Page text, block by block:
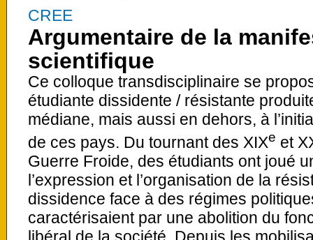
CREE
Argumentaire de la
scientifique
Ce colloque transdisciplinaire se
étudiante dissidente / résistante
médiane, mais aussi en dehors, à
de ces pays. Du tournant des XIXe et
Guerre Froide, des étudiants ont joué
l’expression et l’organisation de la
dissidence face à des régimes
caractérisaient par une abolition du
libéral de la société. Depuis les